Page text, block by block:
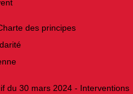
des principes
du 30 mars 2024 - Interventions